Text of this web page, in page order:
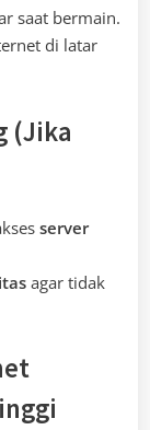
saat bermain.
di latar
(Jika
server
agar tidak